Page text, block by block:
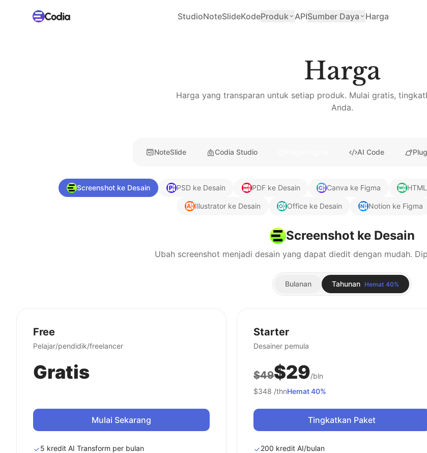
StudioNoteSlideKodeProduk APISumber Daya Harga
Harga
Harga yang transparan untuk setiap produk. Mulai gratis,
Anda.
NoteSlide Codia Studio AI Code
Screenshot ke Desain PSD ke Desain PDF ke Desain Canva ke Figma
Illustrator ke Desain Office ke Desain Notion ke Figma
Screenshot ke Desain
Bulanan Tahunan Hemat 40%
Free
Pelajar/pendidik/freelancer
Gratis
Mulai Sekarang
5 kredit AI Transform per bulan
Starter
Desainer pemula
$49$29/bln
$348 /thnHemat 40%
Tingkatkan Paket
200 kredit AI/bulan